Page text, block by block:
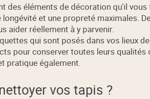
des éléments de décoration qu'il vous
longévité et une propreté maximales.
aider réellement à y parvenir.
qui sont posés dans vos lieux
pour conserver toutes leurs qualités
pratique également.
vos tapis ?